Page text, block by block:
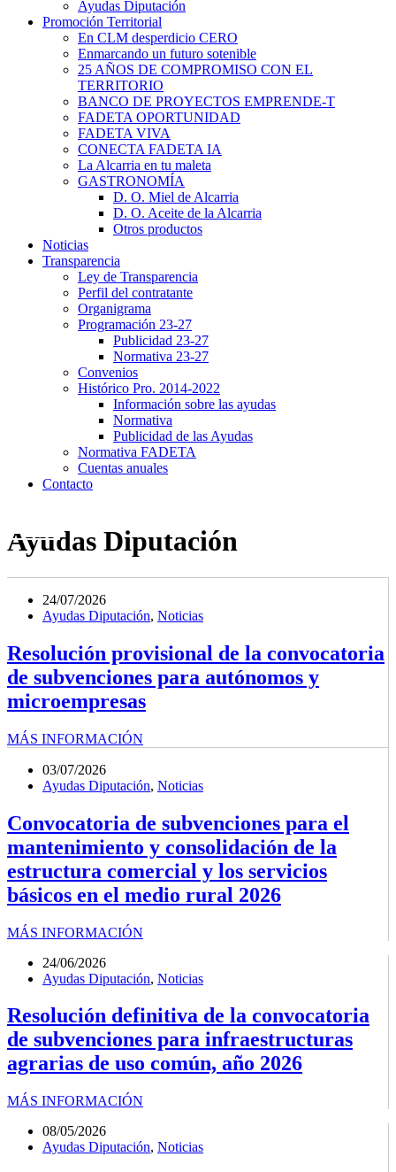
Ayudas Diputación
Promoción Territorial
En CLM desperdicio CERO
Enmarcando un futuro sotenible
25 AÑOS DE COMPROMISO CON EL
TERRITORIO
BANCO DE PROYECTOS EMPRENDE-T
FADETA OPORTUNIDAD
FADETA VIVA
CONECTA FADETA IA
La Alcarria en tu maleta
GASTRONOMÍA
D. O. Miel de Alcarria
D. O. Aceite de la Alcarria
Otros productos
Noticias
Transparencia
Ley de Transparencia
Perfil del contratante
Organigrama
Programación 23-27
Publicidad 23-27
Normativa 23-27
Convenios
Histórico Pro. 2014-2022
Información sobre las ayudas
Normativa
Publicidad de las Ayudas
Normativa FADETA
Cuentas anuales
Contacto
Ayudas Diputación
24/07/2026
Ayudas Diputación, Noticias
Resolución provisional de la convocatoria
de subvenciones para autónomos y
microempresas
MÁS INFORMACIÓN
03/07/2026
Ayudas Diputación, Noticias
Convocatoria de subvenciones para el
mantenimiento y consolidación de la
estructura comercial y los servicios
básicos en el medio rural 2026
MÁS INFORMACIÓN
24/06/2026
Ayudas Diputación, Noticias
Resolución definitiva de la convocatoria
de subvenciones para infraestructuras
agrarias de uso común, año 2026
MÁS INFORMACIÓN
08/05/2026
Ayudas Diputación, Noticias